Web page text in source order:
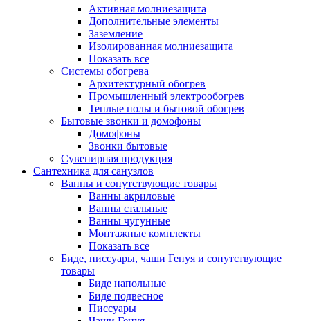
Активная молниезащита
Дополнительные элементы
Заземление
Изолированная молниезащита
Показать все
Системы обогрева
Архитектурный обогрев
Промышленный электрообогрев
Теплые полы и бытовой обогрев
Бытовые звонки и домофоны
Домофоны
Звонки бытовые
Сувенирная продукция
Сантехника для санузлов
Ванны и сопутствующие товары
Ванны акриловые
Ванны стальные
Ванны чугунные
Монтажные комплекты
Показать все
Биде, писсуары, чаши Генуя и сопутствующие
товары
Биде напольные
Биде подвесное
Писсуары